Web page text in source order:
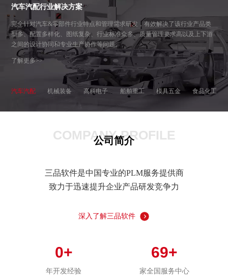
汽车汽配行业解决方案
完全针对汽车&零部件行业特点和管理需求研发，有效解决了该行业产品类
型多、配置多样化、图纸复杂、行业标准众多、质量管理要求高以及上下游
之间的设计协同和专业生产协作等问题。
了解更多>>
汽车汽配 机械装备 高科电子 船舶重工 模具五金 食品化工
COMPANY PROFILE
公司简介
三品软件是中国专业的PLM服务提供商
致力于迅速提升企业产品研发竞争力
深入了解三品软件
0+
年开发经验
69+
家全国服务中心